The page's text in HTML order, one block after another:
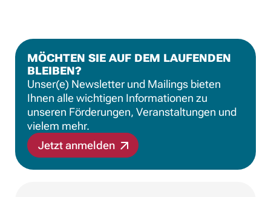
MÖCHTEN SIE AUF DEM LAUFENDEN
BLEIBEN?
Unser(e) Newsletter und Mailings bieten
Ihnen alle wichtigen Informationen zu
unseren Förderungen, Veranstaltungen und
vielem mehr.
Jetzt anmelden